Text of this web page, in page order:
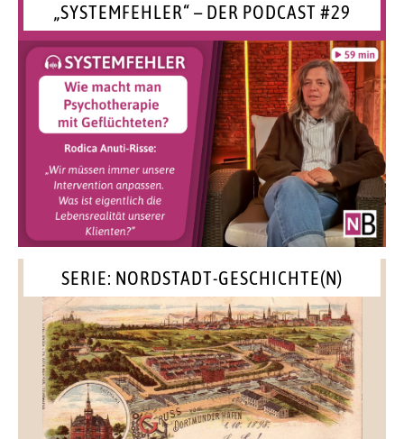
„SYSTEMFEHLER“ – DER PODCAST #29
SERIE: NORDSTADT-GESCHICHTE(N)